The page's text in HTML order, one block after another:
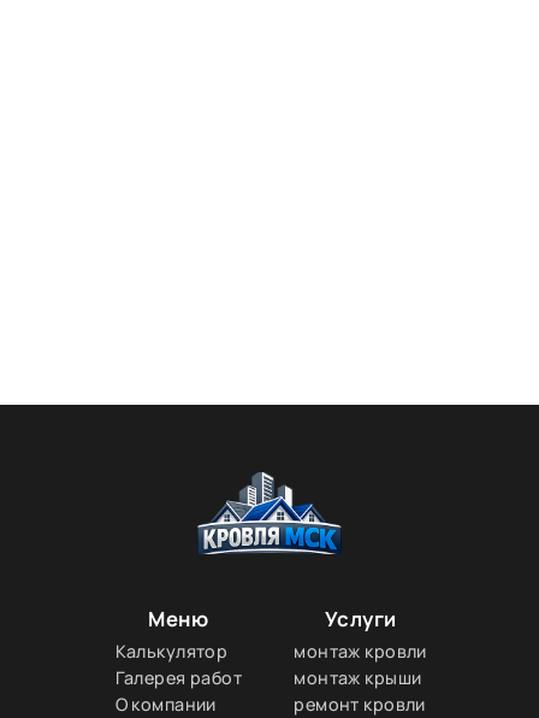
Меню
Калькулятор
Галерея работ
О компании
Услуги
монтаж кровли
монтаж крыши
ремонт кровли